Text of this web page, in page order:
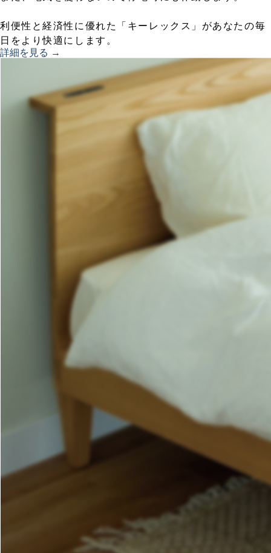
利便性と経済性に優れた「キーレックス」があなたの毎
日をより快適にします。
詳細を見る →